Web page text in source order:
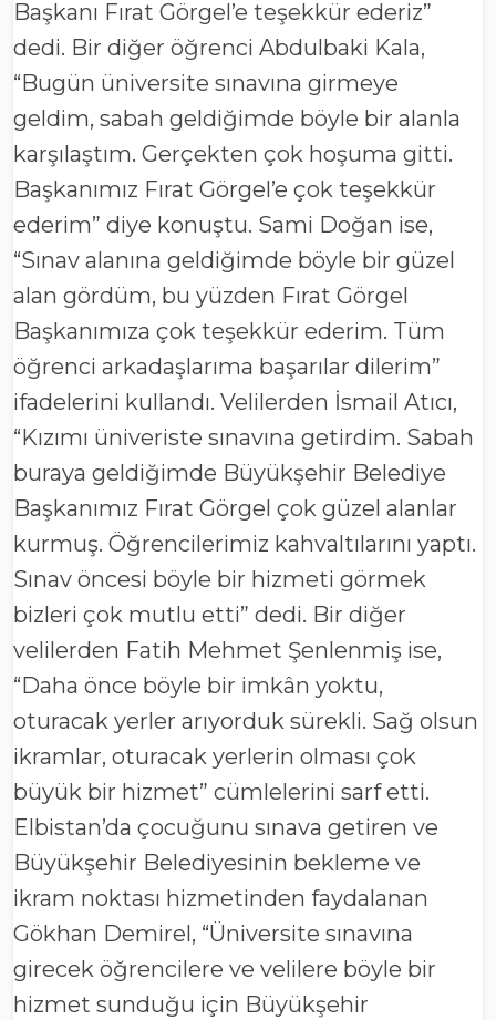
Başkanı Fırat Görgel’e teşekkür ederiz”
dedi. Bir diğer öğrenci Abdulbaki Kala,
“Bugün üniversite sınavına girmeye
geldim, sabah geldiğimde böyle bir alanla
karşılaştım. Gerçekten çok hoşuma gitti.
Başkanımız Fırat Görgel’e çok teşekkür
ederim” diye konuştu. Sami Doğan ise,
“Sınav alanına geldiğimde böyle bir güzel
alan gördüm, bu yüzden Fırat Görgel
Başkanımıza çok teşekkür ederim. Tüm
öğrenci arkadaşlarıma başarılar dilerim”
ifadelerini kullandı. Velilerden İsmail Atıcı,
“Kızımı üniveriste sınavına getirdim. Sabah
buraya geldiğimde Büyükşehir Belediye
Başkanımız Fırat Görgel çok güzel alanlar
kurmuş. Öğrencilerimiz kahvaltılarını yaptı.
Sınav öncesi böyle bir hizmeti görmek
bizleri çok mutlu etti” dedi. Bir diğer
velilerden Fatih Mehmet Şenlenmiş ise,
“Daha önce böyle bir imkân yoktu,
oturacak yerler arıyorduk sürekli. Sağ olsun
ikramlar, oturacak yerlerin olması çok
büyük bir hizmet” cümlelerini sarf etti.
Elbistan’da çocuğunu sınava getiren ve
Büyükşehir Belediyesinin bekleme ve
ikram noktası hizmetinden faydalanan
Gökhan Demirel, “Üniversite sınavına
girecek öğrencilere ve velilere böyle bir
hizmet sunduğu için Büyükşehir